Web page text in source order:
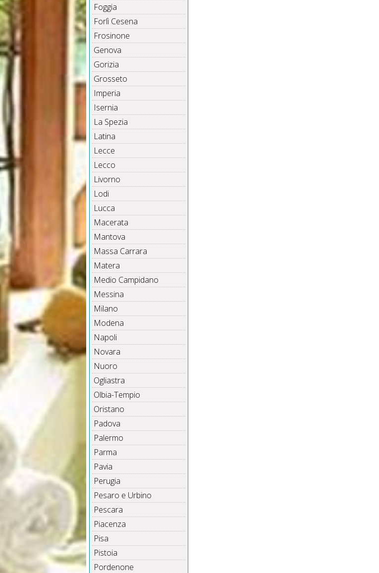
Foggia
Forlì Cesena
Frosinone
Genova
Gorizia
Grosseto
Imperia
Isernia
La Spezia
Latina
Lecce
Lecco
Livorno
Lodi
Lucca
Macerata
Mantova
Massa Carrara
Matera
Medio Campidano
Messina
Milano
Modena
Napoli
Novara
Nuoro
Ogliastra
Olbia-Tempio
Oristano
Padova
Palermo
Parma
Pavia
Perugia
Pesaro e Urbino
Pescara
Piacenza
Pisa
Pistoia
Pordenone